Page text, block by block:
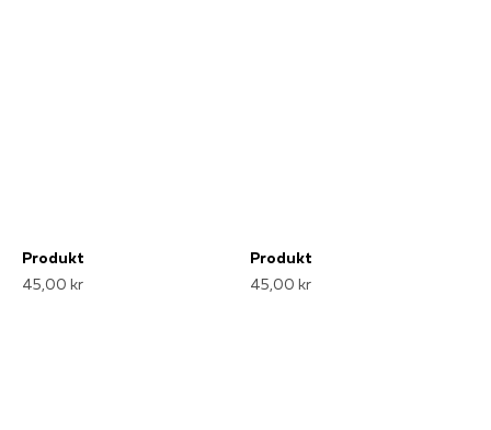
Produkt
45,00 kr
Produkt
45,00 kr